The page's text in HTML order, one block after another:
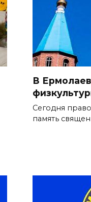
В
Сегодня
память